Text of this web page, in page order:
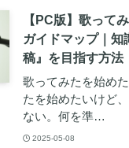
【PC版】歌って
ガイドマップ｜
稿』を目指す方法
歌ってみたを始め
たを始めたいけど
ない。何を準…
2025-05-08